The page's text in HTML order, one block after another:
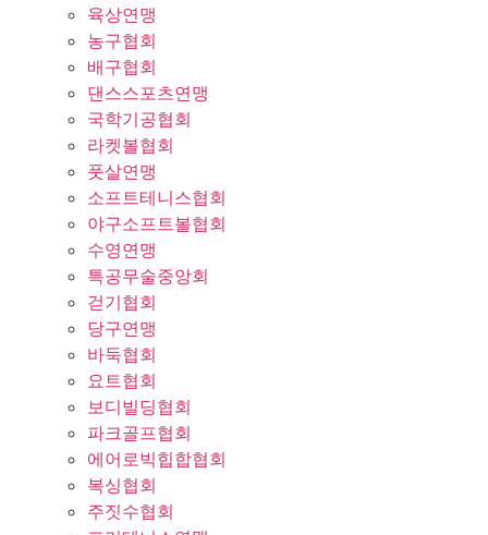
육상연맹
농구협회
배구협회
댄스스포츠연맹
국학기공협회
라켓볼협회
풋살연맹
소프트테니스협회
야구소프트볼협회
수영연맹
특공무술중앙회
걷기협회
당구연맹
바둑협회
요트협회
보디빌딩협회
파크골프협회
에어로빅힙합협회
복싱협회
주짓수협회